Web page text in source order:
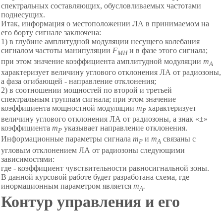
спектральных составляющих, обусловливаемых частотами
поднесущих.
Итак, информация о местоположении ЛА в принимаемом на
его борту сигнале заключена:
1) в глубине амплитудной модуляции несущего колебания
сигналом частоты манипуляции FMHи в фазе этого сигнала;
при этом значение коэффициента амплитудной модуляции mA
характеризует величину углового отклонения ЛА от радиозоны,
а фаза огибающей - направление отклонения;
2) в соотношении мощностей по второй и третьей
спектральным группам сигнала; при этом значение
коэффициента мощностной модуляции mP характеризует
величину углового отклонения ЛА от радиозоны, а знак «±»
коэффициента mP указывает направление отклонения.
Информационные параметры сигнала mP и mA связаны с
угловым отклонением ЛА от радиозоны следующими
зависимостями:
где - коэффициент чувствительности равносигнальной зоны.
В данной курсовой работе будет разработана схема, где
инормационным параметром является mA.
Контур управления и его